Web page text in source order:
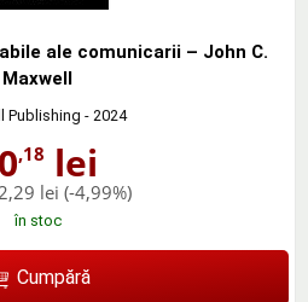
ale comunicarii – John C.
Maxwell
Publishing - 2024
,18 lei
lei (-4,99%)
în stoc
Cumpără